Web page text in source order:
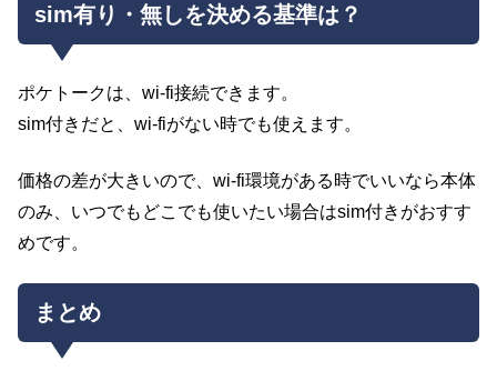
sim有り・無しを決める基準は？
ポケトークは、wi-fi接続できます。
sim付きだと、wi-fiがない時でも使えます。
価格の差が大きいので、wi-fi環境がある時でいいなら本体
のみ、いつでもどこでも使いたい場合はsim付きがおすす
めです。
まとめ